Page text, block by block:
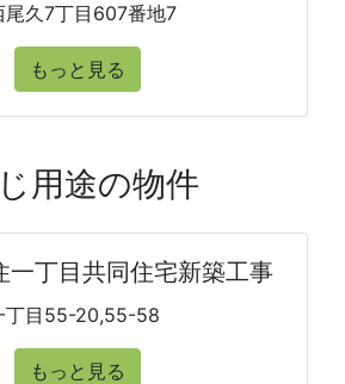
尾久7丁目607番地7
もっと見る
用途の物件
一丁目共同住宅新築工事
丁目55-20,55-58
もっと見る